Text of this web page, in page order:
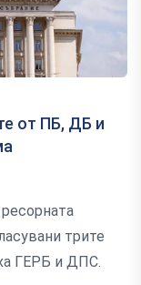
от ПБ, ДБ и
трите
ГЕРБ и ДПС.